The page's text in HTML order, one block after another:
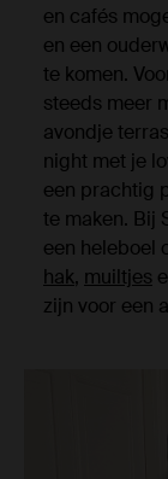
en cafés
en een
te komen.
steeds meer
avondje
night met je
een prachtig
te maken. Bij
een heleboel
hak, muiltjes
zijn voor een